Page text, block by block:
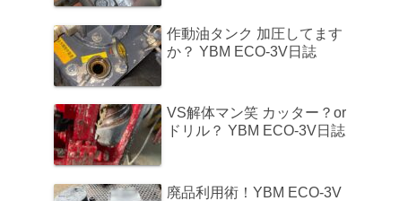
作動油タンク 加圧してます
か？ YBM ECO-3V日誌
VS解体マン笑 カッター？or
ドリル？ YBM ECO-3V日誌
廃品利用術！YBM ECO-3V